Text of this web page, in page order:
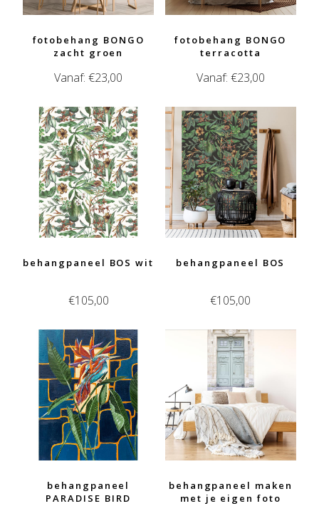
fotobehang BONGO
zacht groen
Vanaf:€23,00
fotobehang BONGO
terracotta
Vanaf: €23,00
behangpaneel BOS wit
€105,00
behangpaneel BOS
€105,00
behangpaneel
PARADISE BIRD
behangpaneel maken
met je eigen foto